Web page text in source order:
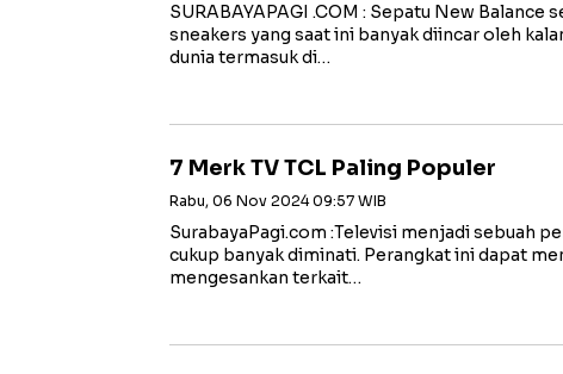
SURABAYAPAGI .COM : Sepatu New Balance
sneakers yang saat ini banyak diincar oleh
dunia termasuk di…
7 Merk TV TCL Paling Populer
Rabu, 06 Nov 2024 09:57 WIB
SurabayaPagi.com :Televisi menjadi sebuah
cukup banyak diminati. Perangkat ini dapat
mengesankan terkait…